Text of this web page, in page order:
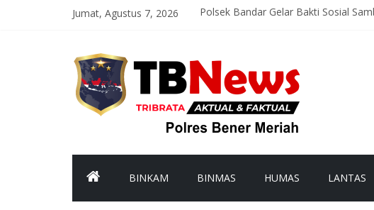
Jumat, Agustus 7, 2026
Polsek Bandar Gelar Bakti Sosial
Patroli Malam Polsek Wih Pesam
Bhabinkamtibmas Kampung Kerlang
BINKAM BINMAS HUMAS LANTAS